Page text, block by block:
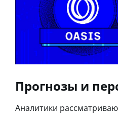
Прогнозы и
Аналитики